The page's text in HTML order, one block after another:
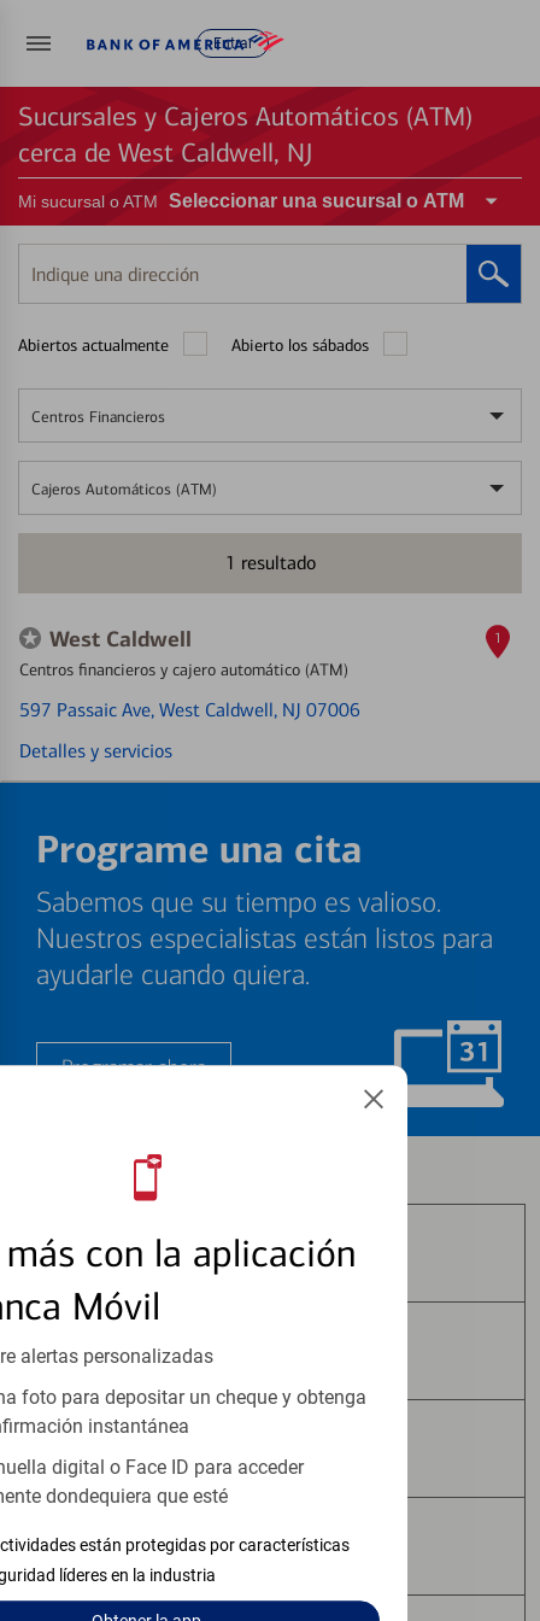
Entrar
con la aplicación
Móvil
alertas personalizadas
foto para depositar un cheque y obtenga
instantánea
digital o Face ID para acceder
dondequiera que esté
están protegidas por características
líderes en la industria
Sucursales y Cajeros Automáticos (ATM)
cerca de West Caldwell, NJ
Mi sucursal o ATM Seleccionar una sucursal o ATM
Indique
una
Abiertos actualmente Abierto los sábados
Centros Financieros
Cajeros Automáticos (ATM)
1 resultado
West Caldwell
Centros financieros y cajero automático (ATM)
597 Passaic Ave, West Caldwell, NJ 07006
Detalles y servicios
1
Programe una cita
Sabemos que su tiempo es valioso.
Nuestros especialistas están listos para
ayudarle cuando quiera.
Programar ahora
Los productos de inversión y seguros:
No Están Asegurados por FDIC
No Tienen Garantía Bancaria
No Constituyen Depósitos